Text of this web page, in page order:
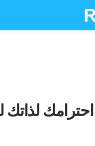
لذاتك